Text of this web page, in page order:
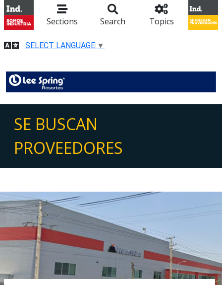
Sections Search Topics
SELECT LANGUAGE ▼
SE BUSCAN
PROVEEDORES